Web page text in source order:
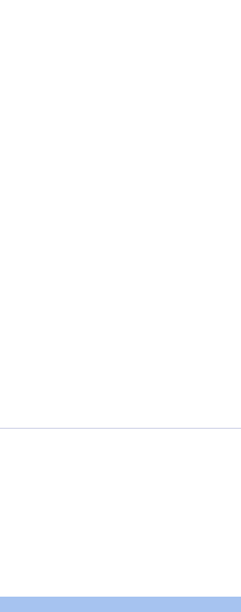
імпакт-інвестиції, зелені